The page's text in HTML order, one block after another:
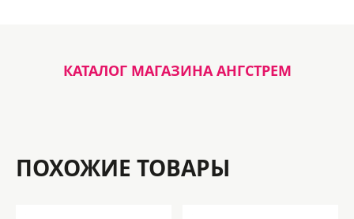
КАТАЛОГ МАГАЗИНА АНГСТРЕМ
ПОХОЖИЕ ТОВАРЫ